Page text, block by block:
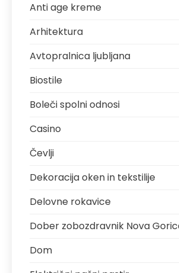
Anti age kreme
Arhitektura
Avtopralnica ljubljana
Biostile
Boleči spolni odnosi
Casino
Čevlji
Dekoracija oken in tekstilije
Delovne rokavice
Dober zobozdravnik Nova
Dom